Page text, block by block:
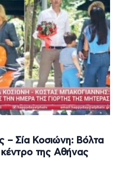
– Σία Κοσιώνη: Βόλτα
κέντρο της Αθήνας